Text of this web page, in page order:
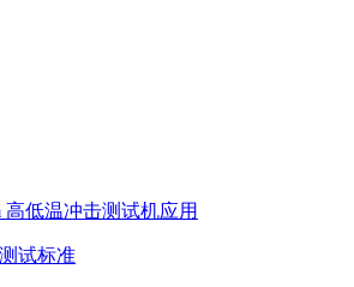
高低温冲击测试机应用
试标准